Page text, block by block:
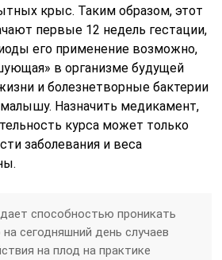
крыс. Таким образом, этот
первые 12 недель гестации,
его применение возможно,
в организме будущей
и болезнетворные бактерии
Назначить медикамент,
курса может только
заболевания и веса
способностью проникать
сегодняшний день случаев
на плод на практике